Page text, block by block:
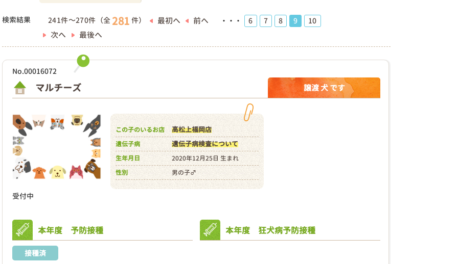
検索結果 241件～270件（全 281 件） 最初へ 前へ ・・・ 6 7 8 9 10
次へ 最後へ
No.00016072
マルチーズ 譲渡 犬 です
受付中
この子のいるお店 高松上福岡店
遺伝子病 遺伝子病検査について
生年月日
2020年12月25日 生まれ
性別
男の子♂
本年度 予防接種
接種済
本年度 狂犬病予防接種